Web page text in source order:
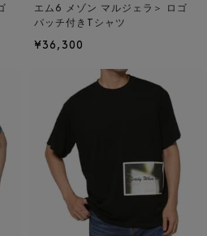
エム6 メゾン マルジェラ＞ ロゴ
パッチ付きTシャツ
¥36,300